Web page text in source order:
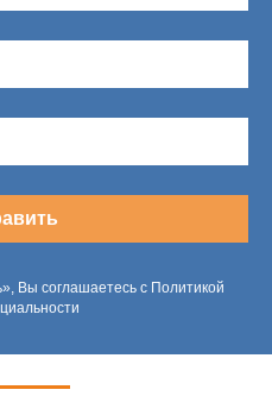
Вы соглашаетесь с Политикой